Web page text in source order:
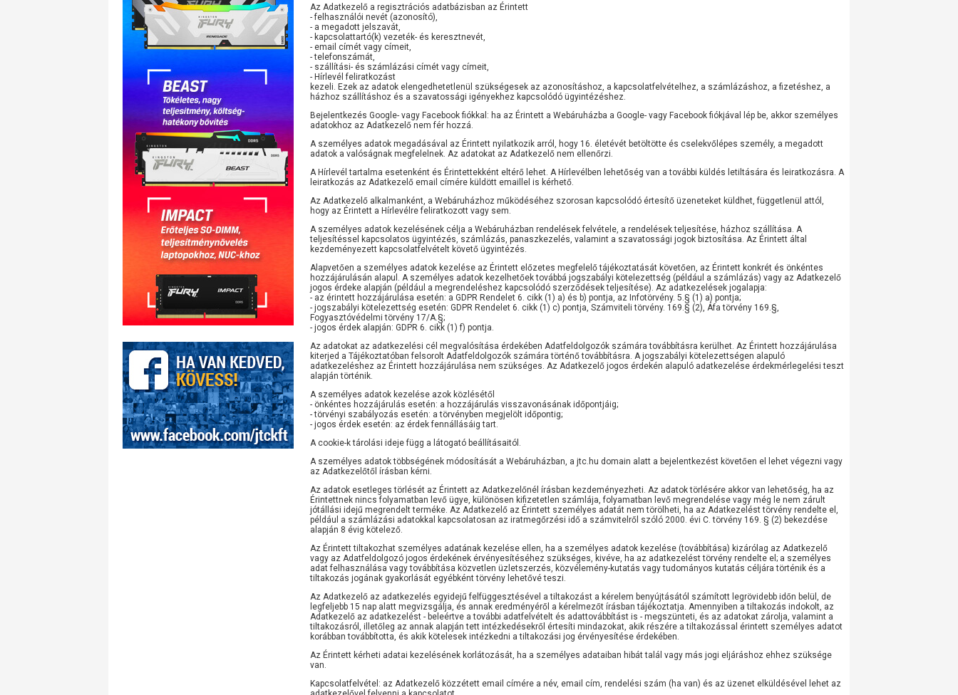
Az Adatkezelő a regisztrációs adatbázisban az Érintett
- felhasználói nevét (azonosító),
- a megadott jelszavát,
- kapcsolattartó(k) vezeték- és keresztnevét,
- email címét vagy címeit,
- telefonszámát,
- szállítási- és számlázási címét vagy címeit,
- Hírlevél feliratkozást
kezeli. Ezek az adatok elengedhetetlenül szükségesek az azonosításhoz, a kapcsolatfelvételhez, a számlázáshoz, a fizetéshez, a
házhoz szállításhoz és a szavatossági igényekhez kapcsolódó ügyintézéshez.
Bejelentkezés Google- vagy Facebook fiókkal: ha az Érintett a Webáruházba a Google- vagy Facebook fiókjával lép be, akkor személyes
adatokhoz az Adatkezelő nem fér hozzá.
A személyes adatok megadásával az Érintett nyilatkozik arról, hogy 16. életévét betöltötte és cselekvőlépes személy, a megadott
adatok a valóságnak megfelelnek. Az adatokat az Adatkezelő nem ellenőrzi.
A Hírlevél tartalma esetenként és Érintettekként eltérő lehet. A Hírlevélben lehetőség van a további küldés letiltására és leiratkozásra. A
leiratkozás az Adatkezelő email címére küldött emaillel is kérhető.
Az Adatkezelő alkalmanként, a Webáruházhoz működéséhez szorosan kapcsolódó értesítő üzeneteket küldhet, függetlenül attól,
hogy az Érintett a Hírlevélre feliratkozott vagy sem.
A személyes adatok kezelésének célja a Webáruházban rendelések felvétele, a rendelések teljesítése, házhoz szállítása. A
teljesítéssel kapcsolatos ügyintézés, számlázás, panaszkezelés, valamint a szavatossági jogok biztosítása. Az Érintett által
kezdeményezett kapcsolatfelvételt követő ügyintézés.
Alapvetően a személyes adatok kezelése az Érintett előzetes megfelelő tájékoztatását követően, az Érintett konkrét és önkéntes
hozzájárulásán alapul. A személyes adatok kezelhetőek továbbá jogszabályi kötelezettség (például a számlázás) vagy az Adatkezelő
jogos érdeke alapján (például a megrendeléshez kapcsolódó szerződések teljesítése). Az adatkezelések jogalapja:
- az érintett hozzájárulása esetén: a GDPR Rendelet 6. cikk (1) a) és b) pontja, az Infotörvény. 5.§ (1) a) pontja;
- jogszabályi kötelezettség esetén: GDPR Rendelet 6. cikk (1) c) pontja, Számviteli törvény. 169.§ (2), Áfa törvény 169.§,
Fogyasztóvédelmi törvény 17/A.§;
- jogos érdek alapján: GDPR 6. cikk (1) f) pontja.
Az adatokat az adatkezelési cél megvalósítása érdekében Adatfeldolgozók számára továbbításra kerülhet. Az Érintett hozzájárulása
kiterjed a Tájékoztatóban felsorolt Adatfeldolgozók számára történő továbbításra. A jogszabályi kötelezettségen alapuló
adatkezeléshez az Érintett hozzájárulása nem szükséges. Az Adatkezelő jogos érdekén alapuló adatkezelése érdekmérlegelési teszt
alapján történik.
A személyes adatok kezelése azok közlésétől
- önkéntes hozzájárulás esetén: a hozzájárulás visszavonásának időpontjáig;
- törvényi szabályozás esetén: a törvényben megjelölt időpontig;
- jogos érdek esetén: az érdek fennállásáig tart.
A cookie-k tárolási ideje függ a látogató beállításaitól.
A személyes adatok többségének módosítását a Webáruházban, a jtc.hu domain alatt a bejelentkezést követően el lehet végezni vagy
az Adatkezelőtől írásban kérni.
Az adatok esetleges törlését az Érintett az Adatkezelőnél írásban kezdeményezheti. Az adatok törlésére akkor van lehetőség, ha az
Érintettnek nincs folyamatban levő ügye, különösen kifizetetlen számlája, folyamatban levő megrendelése vagy még le nem zárult
jótállási idejű megrendelt terméke. Az Adatkezelő az Érintett személyes adatát nem törölheti, ha az Adatkezelést törvény rendelte el,
például a számlázási adatokkal kapcsolatosan az iratmegőrzési idő a számvitelről szóló 2000. évi C. törvény 169. § (2) bekezdése
alapján 8 évig kötelező.
Az Érintett tiltakozhat személyes adatának kezelése ellen, ha a személyes adatok kezelése (továbbítása) kizárólag az Adatkezelő
vagy az Adatfeldolgozó jogos érdekének érvényesítéséhez szükséges, kivéve, ha az adatkezelést törvény rendelte el; a személyes
adat felhasználása vagy továbbítása közvetlen üzletszerzés, közvélemény-kutatás vagy tudományos kutatás céljára történik és a
tiltakozás jogának gyakorlását egyébként törvény lehetővé teszi.
Az Adatkezelő az adatkezelés egyidejű felfüggesztésével a tiltakozást a kérelem benyújtásától számított legrövidebb időn belül, de
legfeljebb 15 nap alatt megvizsgálja, és annak eredményéről a kérelmezőt írásban tájékoztatja. Amennyiben a tiltakozás indokolt, az
Adatkezelő az adatkezelést - beleértve a további adatfelvételt és adattovábbítást is - megszünteti, és az adatokat zárolja, valamint a
tiltakozásról, illetőleg az annak alapján tett intézkedésekről értesíti mindazokat, akik részére a tiltakozással érintett személyes adatot
korábban továbbította, és akik kötelesek intézkedni a tiltakozási jog érvényesítése érdekében.
Az Érintett kérheti adatai kezelésének korlátozását, ha a személyes adataiban hibát talál vagy más jogi eljáráshoz ehhez szüksége
van.
Kapcsolatfelvétel: az Adatkezelő közzétett email címére a név, email cím, rendelési szám (ha van) és az üzenet elküldésével lehet az